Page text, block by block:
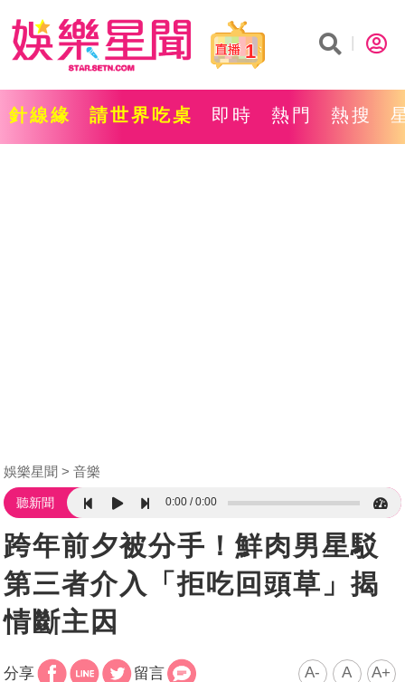
1
針線緣 請世界吃桌 即時 熱門 熱搜
娛樂星聞 音樂
聽新聞 0:00 0:00
跨年前夕被分手！鮮肉男星駁
第三者介入「拒吃回頭草」揭
情斷主因
分享 留言 A- A A+